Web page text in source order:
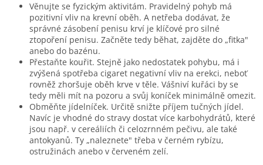
Věnujte se fyzickým aktivitám. Pravidelný pohyb má
pozitivní vliv na krevní oběh. A netřeba dodávat, že
správné zásobení penisu krví je klíčové pro silné
ztopoření penisu. Začněte tedy běhat, zajděte do „fitka"
anebo do bazénu.
Přestaňte kouřit. Stejně jako nedostatek pohybu, má i
zvýšená spotřeba cigaret negativní vliv na erekci, neboť
rovněž zhoršuje oběh krve v těle. Vášniví kuřáci by se
tedy měli mít na pozoru a svůj koníček minimálně omezit.
Obměňte jídelníček. Určitě snižte příjem tučných jídel.
Navíc je vhodné do stravy dostat více karbohydrátů, které
jsou např. v cereáliích či celozrnném pečivu, ale také
antokyanů. Ty „naleznete" třeba v černém rybízu,
ostružinách anebo v červeném zelí.